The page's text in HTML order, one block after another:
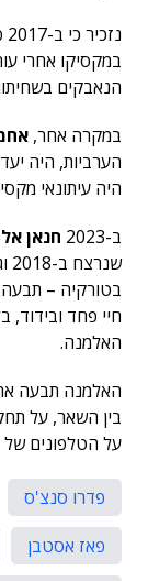
במקסיקו אחרי
הנאבקים
במקרה אחר,
היה עיתונאי
ב-2023
חנאן
חיי פחד
האלמנה.
על הטלפונים
פדרו סנצ'ס
פאז אסטבן